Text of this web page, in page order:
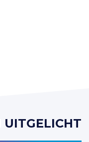
UITGELICHT